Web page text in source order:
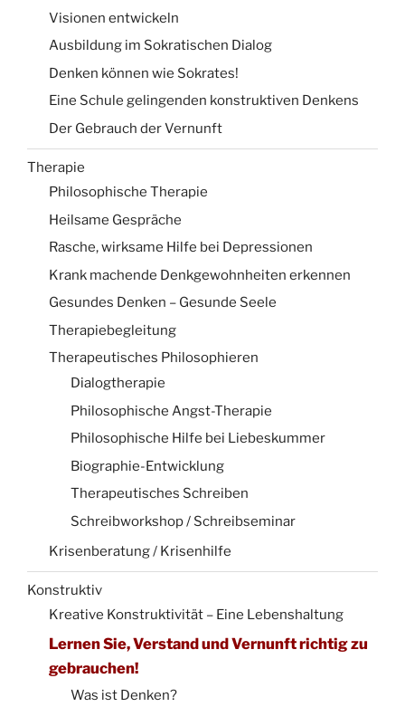
Visionen entwickeln
Ausbildung im Sokratischen Dialog
Denken können wie Sokrates!
Eine Schule gelingenden konstruktiven Denkens
Der Gebrauch der Vernunft
Therapie
Philosophische Therapie
Heilsame Gespräche
Rasche, wirksame Hilfe bei Depressionen
Krank machende Denkgewohnheiten erkennen
Gesundes Denken – Gesunde Seele
Therapiebegleitung
Therapeutisches Philosophieren
Dialogtherapie
Philosophische Angst-Therapie
Philosophische Hilfe bei Liebeskummer
Biographie-Entwicklung
Therapeutisches Schreiben
Schreibworkshop / Schreibseminar
Krisenberatung / Krisenhilfe
Konstruktiv
Kreative Konstruktivität – Eine Lebenshaltung
Lernen Sie, Verstand und Vernunft richtig zu
gebrauchen!
Was ist Denken?